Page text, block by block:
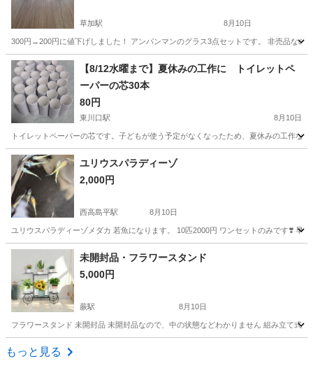
草加駅 8月10日
300円→200円に値下げしました！ アンパンマンのグラス3点セットです。 非売品なの
埼玉 草加市 その他
【8/12水曜まで】夏休みの工作に トイレットペ
ーパーの芯30本
80円
東川口駅 8月10日
トイレットペーパーの芯です。子どもが使う予定がなくなったため、夏休みの工作
埼玉 川口市 東川口駅 その他 トイレットペーパー
ユリウスパラディーゾ
2,000円
西高島平駅 8月10日
ユリウスパラディーゾメダカ 若魚になります。 10匹2000円 ワンセットのみです❣️ 早
埼玉 和光市 西高島平駅 その他
未開封品・フラワースタンド
5,000円
蕨駅 8月10日
フラワースタンド 未開封品 未開封品なので、中の状態などわかりません 組み立て式
埼玉 川口市
もっと見る